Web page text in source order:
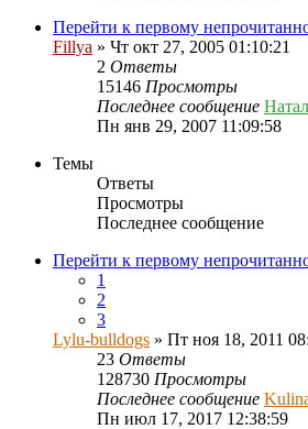
Перейти к первому
Fillya » Чт окт 27, 2005 01:10:21
2 Ответы
15146 Просмотры
Последнее сообщение
Пн янв 29, 2007 11:09:58
Темы
Ответы
Просмотры
Последнее сообщение
Перейти к первому
1
2
3
Lylu-bulldogs » Пт ноя 18, 2011
23 Ответы
128730 Просмотры
Последнее сообщение
Пн июл 17, 2017 12:38:59